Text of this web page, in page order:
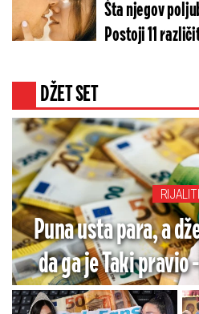
Šta njegov
Postoji 11
DŽET SET
RIJALITI
Puna usta para, a
da ga je Taki pravio
cifre i zaradu, da li